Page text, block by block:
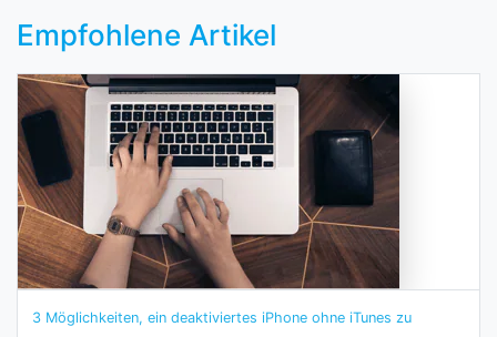
Empfohlene Artikel
3 Möglichkeiten, ein deaktiviertes iPhone ohne iTunes zu